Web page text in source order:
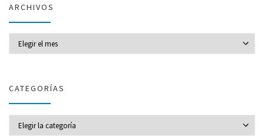
ARCHIVOS
CATEGORÍAS